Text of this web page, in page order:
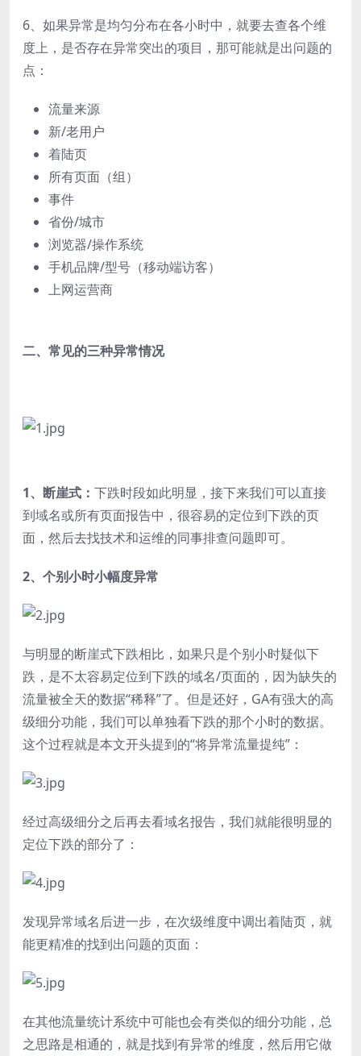
6、如果异常是均匀分布在各小时中，就要去查各个维
度上，是否存在异常突出的项目，那可能就是出问题的
点：
流量来源
新/老用户
着陆页
所有页面（组）
事件
省份/城市
浏览器/操作系统
手机品牌/型号（移动端访客）
上网运营商
二、常见的三种异常情况
1、断崖式： 下跌时段如此明显，接下来我们可以直接
到域名或所有页面报告中，很容易的定位到下跌的页
面，然后去找技术和运维的同事排查问题即可。
2、个别小时小幅度异常
与明显的断崖式下跌相比，如果只是个别小时疑似下
跌，是不太容易定位到下跌的域名/页面的，因为缺失的
流量被全天的数据“稀释”了。但是还好，GA有强大的高
级细分功能，我们可以单独看下跌的那个小时的数据。
这个过程就是本文开头提到的“将异常流量提纯”：
经过高级细分之后再去看域名报告，我们就能很明显的
定位下跌的部分了：
发现异常域名后进一步，在次级维度中调出着陆页，就
能更精准的找到出问题的页面：
在其他流量统计系统中可能也会有类似的细分功能，总
之思路是相通的，就是找到有异常的维度，然后用它做